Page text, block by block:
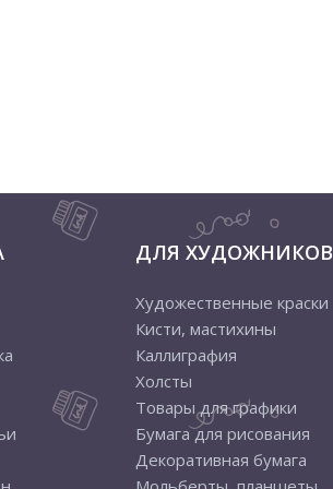
ДЛЯ ХУДОЖНИКОВ
Художественные краски
Кисти, мастихины
Каллиграфия
Холсты
Товары для графики
Бумага для рисования
Декоративная бумага